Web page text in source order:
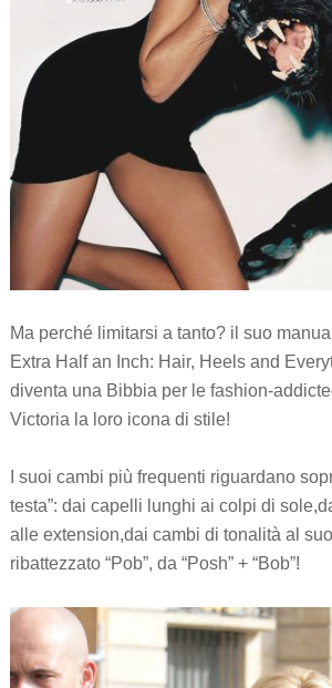
Ma perché limitarsi a tanto? il suo
Extra Half an Inch: Hair, Heels and
diventa una Bibbia per le fashion-
Victoria la loro icona di stile!
I suoi cambi più frequenti riguardano
testa”: dai capelli lunghi ai colpi di
alle extension,dai cambi di tonalità al
ribattezzato “Pob”, da “Posh” + “Bob”!